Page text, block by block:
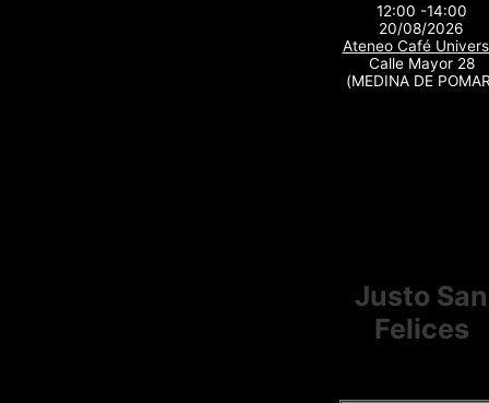
12:00 -14:00
20/08/2026
Ateneo Café
Calle Mayor 28
(MEDINA DE
Justo San
Felices